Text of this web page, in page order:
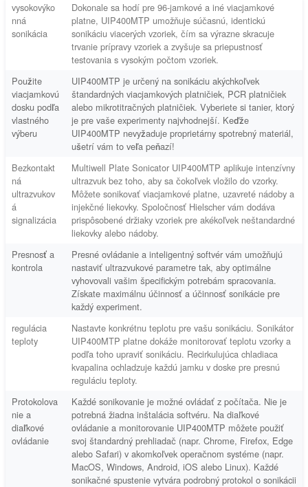
vysokovýko
nná
sonikácia
Dokonale sa hodí pre 96-jamkové a iné viacjamkové
platne, UIP400MTP umožňuje súčasnú, identickú
sonikáciu viacerých vzoriek, čím sa výrazne skracuje
trvanie prípravy vzoriek a zvyšuje sa priepustnosť
testovania s vysokým počtom vzoriek.
Použite
viacjamkovú
dosku podľa
vlastného
výberu
UIP400MTP je určený na sonikáciu akýchkoľvek
štandardných viacjamkových platničiek, PCR platničiek
alebo mikrotitračných platničiek. Vyberiete si tanier, ktorý
je pre vaše experimenty najvhodnejší. Keďže
UIP400MTP nevyžaduje proprietárny spotrebný materiál,
ušetrí vám to veľa peňazí!
Bezkontakt
ná
ultrazvukov
á
signalizácia
Multiwell Plate Sonicator UIP400MTP aplikuje intenzívny
ultrazvuk bez toho, aby sa čokoľvek vložilo do vzorky.
Môžete sonikovať viacjamkové platne, uzavreté nádoby a
injekčné liekovky. Spoločnosť Hielscher vám dodáva
prispôsobené držiaky vzoriek pre akékoľvek neštandardné
liekovky alebo nádoby.
Presnosť a
kontrola
Presné ovládanie a inteligentný softvér vám umožňujú
nastaviť ultrazvukové parametre tak, aby optimálne
vyhovovali vašim špecifickým potrebám spracovania.
Získate maximálnu účinnosť a účinnosť sonikácie pre
každý experiment.
regulácia
teploty
Nastavte konkrétnu teplotu pre vašu sonikáciu. Sonikátor
UIP400MTP platne dokáže monitorovať teplotu vzorky a
podľa toho upraviť sonikáciu. Recirkulujúca chladiaca
kvapalina ochladzuje každú jamku v doske pre presnú
reguláciu teploty.
Protokolova
nie a
diaľkové
ovládanie
Každé sonikovanie je možné ovládať z počítača. Nie je
potrebná žiadna inštalácia softvéru. Na diaľkové
ovládanie a monitorovanie UIP400MTP môžete použiť
svoj štandardný prehliadač (napr. Chrome, Firefox, Edge
alebo Safari) v akomkoľvek operačnom systéme (napr.
MacOS, Windows, Android, iOS alebo Linux). Každé
sonikačné spustenie vytvára podrobný protokol o sonikácii